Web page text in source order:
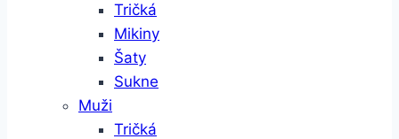
Tričká
Mikiny
Šaty
Sukne
Muži
Tričká